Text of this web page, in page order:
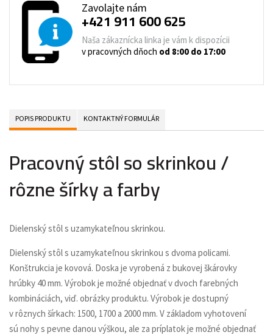
Zavolajte nám
+421 911 600 625
Naša zákaznícka linka je vám k dispozícii
v pracovných dňoch od 8:00 do 17:00
POPIS PRODUKTU KONTAKTNÝ FORMULÁR
Pracovný stôl so skrinkou /
rôzne šírky a farby
Dielenský stôl s uzamykateľnou skrinkou.
Dielenský stôl s uzamykateľnou skrinkou s dvoma policami.
Konštrukcia je kovová. Doska je vyrobená z bukovej škárovky
hrúbky 40 mm. Výrobok je možné objednať v dvoch farebných
kombináciách, viď. obrázky produktu. Výrobok je dostupný
v rôznych šírkach: 1500, 1700 a 2000 mm. V základom vyhotovení
sú nohy s pevne danou výškou, ale za príplatok je možné objednať